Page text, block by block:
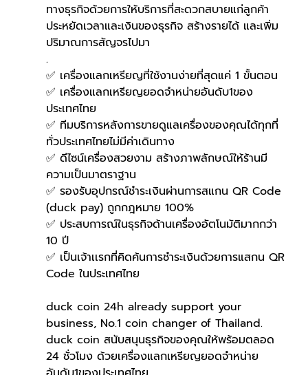
ทางธุรกิจด้วยการให้บริการที่สะดวกสบายแก่ลูกค้า
ประหยัดเวลาและเงินของธุรกิจ สร้างรายได้ และเพิ่ม
ปริมาณการสัญจรไปมา
.
✅ เครื่องแลกเหรียญที่ใช้งานง่ายที่สุดแค่ 1 ขั้นตอน
✅ เครื่องแลกเหรียญยอดจำหน่ายอันดับ1ของ
ประเทศไทย
✅ ทีมบริการหลังการขายดูแลเครื่องของคุณได้ทุกที่
ทั่วประเทศไทยไม่มีค่าเดินทาง
✅ ดีไซน์เครื่องสวยงาม สร้างภาพลักษณ์ให้ร้านมี
ความเป็นมาตราฐาน
✅ รองรับอุปกรณ์ชำระเงินผ่านการสแกน QR Code
(duck pay) ถูกกฎหมาย 100%
✅ ประสบการณ์ในธุรกิจด้านเครื่องอัตโนมัติมากกว่า
10 ปี
✅ เป็นเจ้าเเรกที่คิดค้นการชำระเงินด้วยการแสกน QR
Code ในประเทศไทย
duck coin 24h already support your
business, No.1 coin changer of Thailand.
duck coin สนับสนุนธุรกิจของคุณให้พร้อมตลอด
24 ชั่วโมง ด้วยเครื่องแลกเหรียญยอดจำหน่าย